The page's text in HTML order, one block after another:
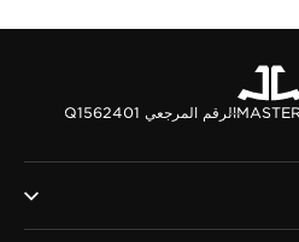
الرقم المرجعي Q1562401